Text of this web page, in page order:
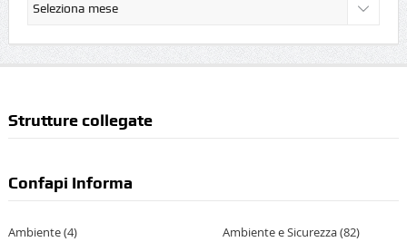
Strutture collegate
Confapi Informa
Ambiente(4) Ambiente e Sicurezza(82)